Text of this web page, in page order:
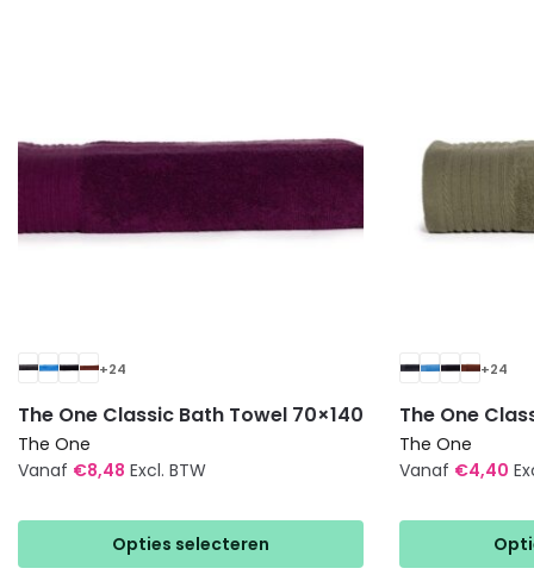
+24
The One Classic Bath Towel 70×140
The One
Vanaf €8,48 Excl. BTW
Opties selecteren
heeft
+24
The One
The One
Vanaf €4,40
heeft